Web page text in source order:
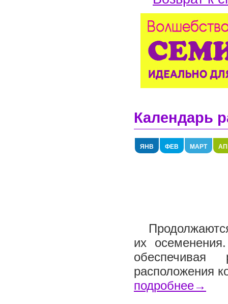
Календарь
ЯНВ ФЕВ МАРТ
их
расположения
подробнее→